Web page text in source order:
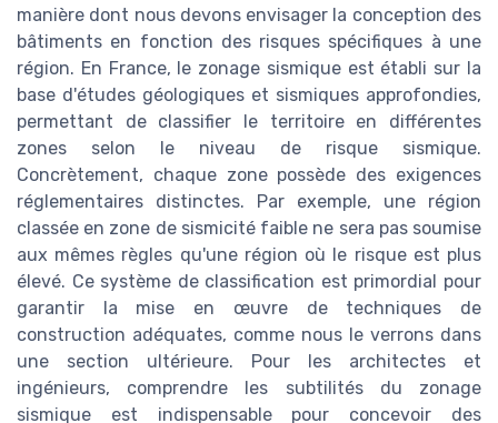
manière dont nous devons envisager la conception des
bâtiments en fonction des risques spécifiques à une
région. En France, le zonage sismique est établi sur la
base d'études géologiques et sismiques approfondies,
permettant de classifier le territoire en différentes
zones selon le niveau de risque sismique.
Concrètement, chaque zone possède des exigences
réglementaires distinctes. Par exemple, une région
classée en zone de sismicité faible ne sera pas soumise
aux mêmes règles qu'une région où le risque est plus
élevé. Ce système de classification est primordial pour
garantir la mise en œuvre de techniques de
construction adéquates, comme nous le verrons dans
une section ultérieure. Pour les architectes et
ingénieurs, comprendre les subtilités du zonage
sismique est indispensable pour concevoir des